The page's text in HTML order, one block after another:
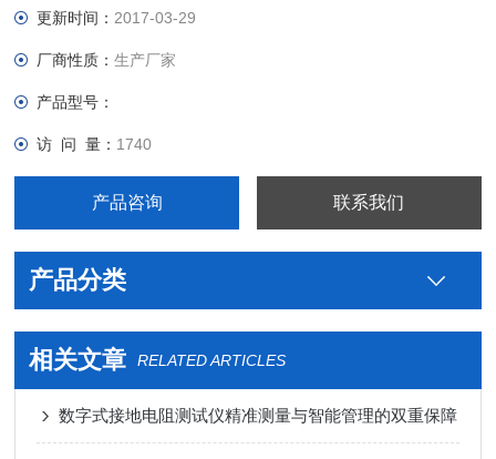
更新时间： 2017-03-29
厂商性质：生产厂家
产品型号：
访 问 量： 1740
产品咨询 联系我们
产品分类
相关文章 RELATED ARTICLES
数字式接地电阻测试仪精准测量与智能管理的双重保障